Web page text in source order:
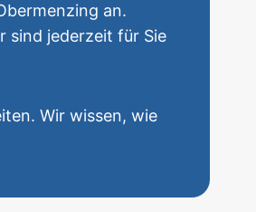
an.
sind jederzeit für Sie
Wir wissen, wie